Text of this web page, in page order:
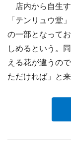
店内から自生
「テンリュウ堂
の一部となって
しめるという。
える花が違うの
ただければ」と